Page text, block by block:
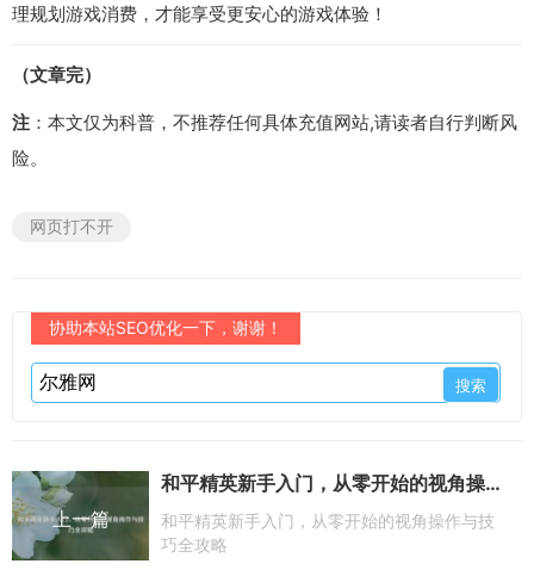
理规划游戏消费，才能享受更安心的游戏体验！
（文章完）
注 ：本文仅为科普，不推荐任何具体充值网站,请读者自行判断风
险。
网页打不开
协助本站SEO优化一下，谢谢！
上一篇
和平精英新手入门，从零开始的视角操作与技巧全攻略
和平精英新手入门，从零开始的视角操作与技
巧全攻略